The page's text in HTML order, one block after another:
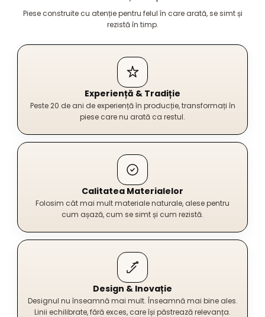
Piese construite cu atenție pentru felul în care arată, se simt și
rezistă în timp.
Experiență & Tradiție
Peste 20 de ani de experiență în producție, transformați în
piese care nu arată ca restul.
Calitatea Materialelor
Folosim cât mai mult materiale naturale, alese pentru
cum așază, cum se simt și cum rezistă.
Design & Inovație
Designul nu înseamnă mai mult. Înseamnă mai bine ales.
Linii echilibrate, fără exces, care își păstrează relevanța.